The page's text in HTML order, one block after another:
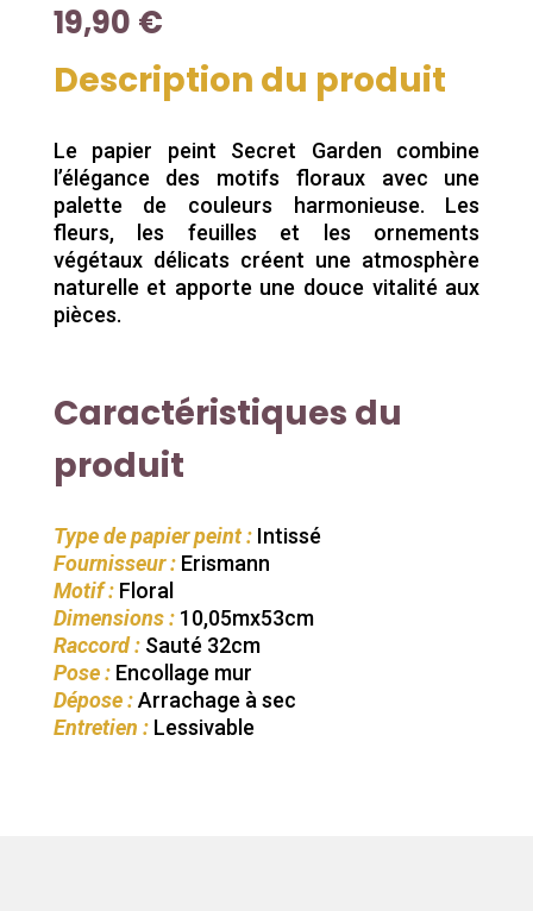
19,90 €
Description du produit
Le papier peint Secret Garden combine
l’élégance des motifs floraux avec une
palette de couleurs harmonieuse. Les
fleurs, les feuilles et les ornements
végétaux délicats créent une atmosphère
naturelle et apporte une douce vitalité aux
pièces.
Caractéristiques du
produit
Type de papier peint :Intissé
Fournisseur :Erismann
Motif :Floral
Dimensions :10,05mx53cm
Raccord :Sauté 32cm
Pose :Encollage mur
Dépose :Arrachage à sec
Entretien :Lessivable